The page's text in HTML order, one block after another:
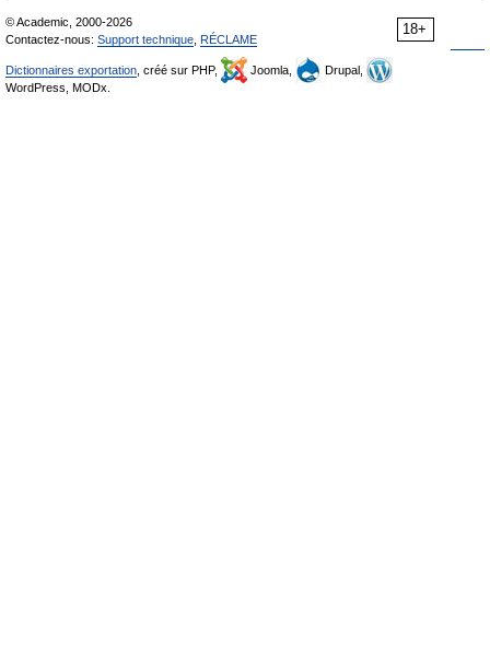
18+
© Academic, 2000-2026
Contactez-nous: Support technique RÉCLAME
Dictionnaires exportation , créé sur PHP, Joomla,
Drupal,
WordPress, MODx.